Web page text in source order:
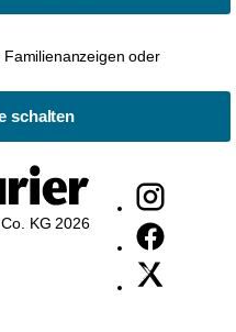
oder
schalten
KG 2026